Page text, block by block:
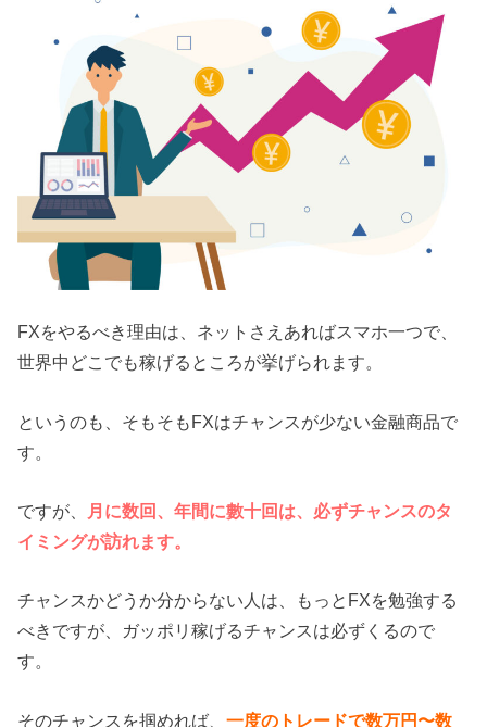
FXをやるべき理由は、ネットさえあればスマホ一つで、
世界中どこでも稼げるところが挙げられます。
というのも、そもそもFXはチャンスが少ない金融商品で
す。
ですが、
月に数回、年間に數十回は、必ずチャンスのタ
イミングが訪れます。
チャンスかどうか分からない人は、もっとFXを勉強する
べきですが、ガッポリ稼げるチャンスは必ずくるので
す。
そのチャンスを掴めれば、一度のトレードで数万円〜数